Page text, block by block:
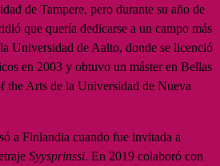
de Tampere, pero durante su año de
que quería dedicarse a un campo más
Universidad de Aalto, donde se licenció
en 2003 y obtuvo un máster en Bellas
the Arts de la Universidad de Nueva
a Finlandia cuando fue invitada a
Syysprinssi. En 2019 colaboró con